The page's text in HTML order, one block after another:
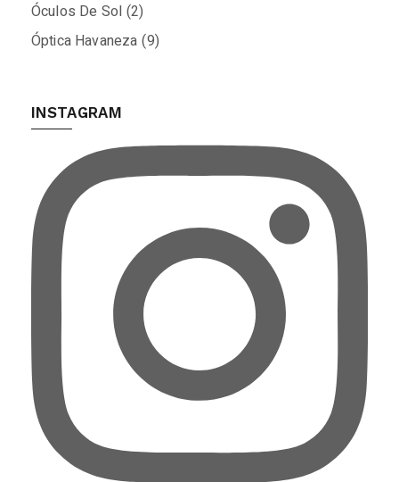
Óculos De Sol (2)
Óptica Havaneza (9)
INSTAGRAM